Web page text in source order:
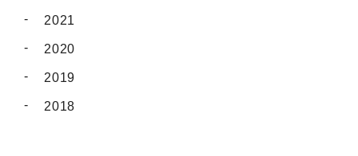
2021
2020
2019
2018